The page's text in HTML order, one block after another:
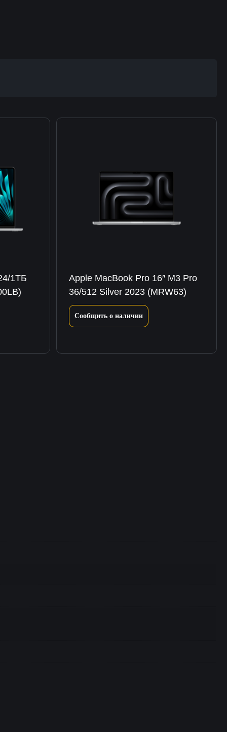
1ТБ
Apple MacBook Pro 16″ M3 Pro
36/512 Silver 2023 (MRW63)
Сообщить о наличии